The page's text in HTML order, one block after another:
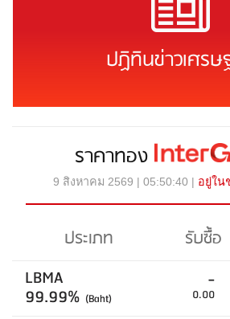
ปฏิทินข่าวเศรษ
ราคาทอง
9 สิงหาคม 2569 | 05:50:40 | อยู่ใน
ประเภท รับซื้อ
LBMA
99.99% (Baht)
-
0.00